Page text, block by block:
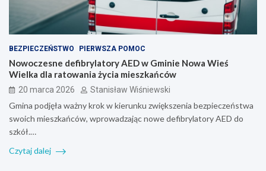
BEZPIECZEŃSTWO PIERWSZA POMOC
Nowoczesne defibrylatory AED w Gminie Nowa Wieś
Wielka dla ratowania życia mieszkańców
20 marca 2026 Stanisław Wiśniewski
Gmina podjęła ważny krok w kierunku zwiększenia bezpieczeństwa
swoich mieszkańców, wprowadzając nowe defibrylatory AED do
szkół.…
Czytaj dalej